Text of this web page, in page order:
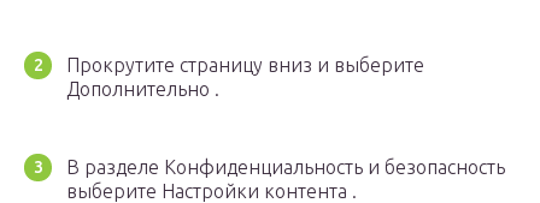
Прокрутите страницу вниз и выберите
Дополнительно .
В разделе Конфиденциальность и безопасность
выберите Настройки контента .